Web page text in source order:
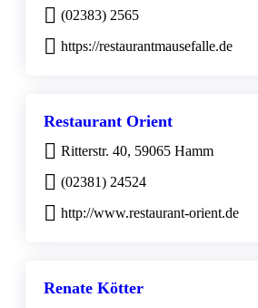
(02383) 2565
https://restaurantmausefalle.de
Restaurant Orient
Ritterstr. 40, 59065 Hamm
(02381) 24524
http://www.restaurant-orient.de
Renate Kötter